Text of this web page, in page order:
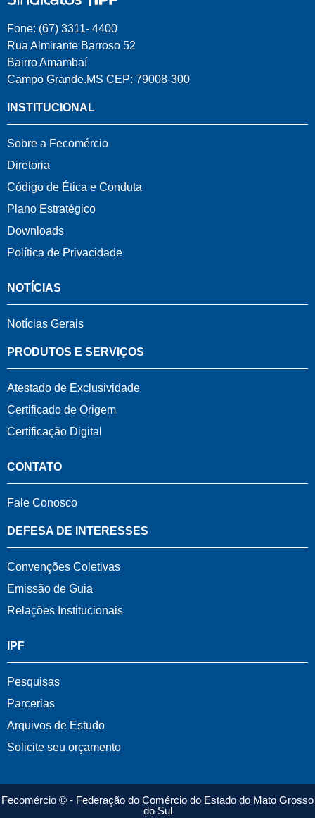
Fone: (67) 3311- 4400
Rua Almirante Barroso 52
Bairro Amambaí
Campo Grande.MS CEP: 79008-300
INSTITUCIONAL
Sobre a Fecomércio
Diretoria
Código de Ética e Conduta
Plano Estratégico
Downloads
Política de Privacidade
NOTÍCIAS
Notícias Gerais
PRODUTOS E SERVIÇOS
Atestado de Exclusividade
Certificado de Origem
Certificação Digital
CONTATO
Fale Conosco
DEFESA DE INTERESSES
Convenções Coletivas
Emissão de Guia
Relações Institucionais
IPF
Pesquisas
Parcerias
Arquivos de Estudo
Solicite seu orçamento
Fecomércio © - Federação do Comércio do Estado do Mato Grosso
do Sul